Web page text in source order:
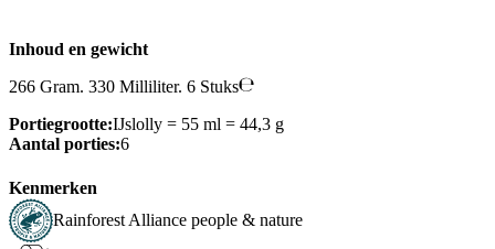
Inhoud en gewicht
266 Gram. 330 Milliliter. 6 Stuks
Portiegrootte:IJslolly = 55 ml = 44,3 g
Aantal porties:6
Kenmerken
Rainforest Alliance people & nature